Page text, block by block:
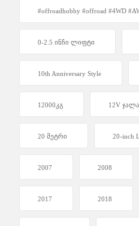
#offroadhobby #offroad #4WD
0-2.5 ინჩი ლიფტი
10th Anniversary Style
12000კგ 12V
20 მეტრი 20-inch
2007 2008
2017 2018